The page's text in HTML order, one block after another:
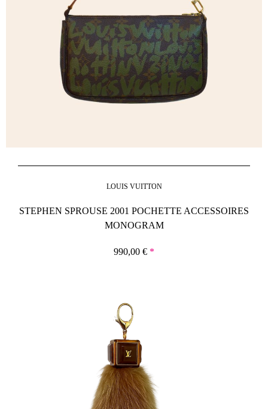
LOUIS VUITTON
STEPHEN SPROUSE 2001 POCHETTE ACCESSOIRES
MONOGRAM
990,00 € *